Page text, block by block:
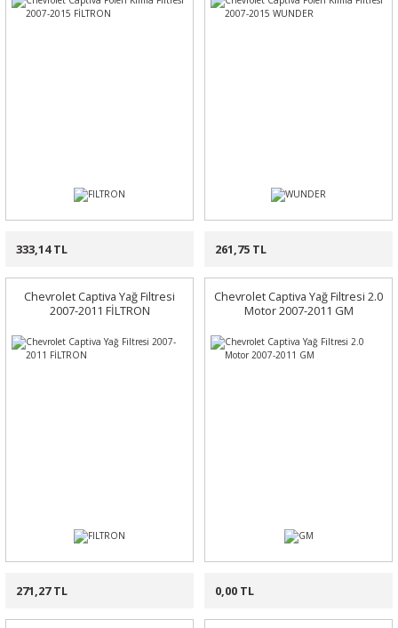
333,14 TL 261,75 TL
Chevrolet Captiva Yağ Filtresi
2007-2011 FİLTRON
271,27 TL
Chevrolet Captiva Yağ Filtresi 2.0
Motor 2007-2011 GM
0,00 TL